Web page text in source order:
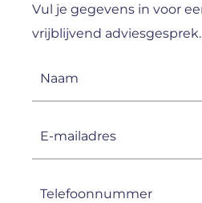
Vul je gegevens in voor
vrijblijvend adviesgesprek.